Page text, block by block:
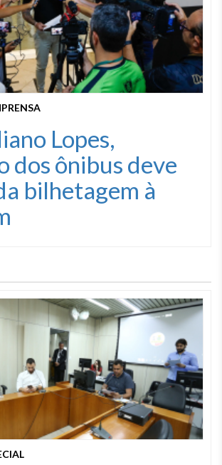
Lopes,
dos ônibus deve
bilhetagem à